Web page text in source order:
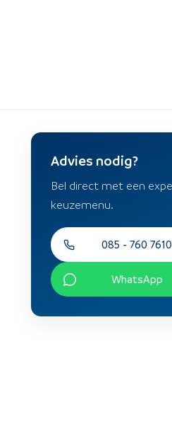
Advies nodig?
Bel direct met een
keuzemenu.
085 - 760 7610
WhatsApp